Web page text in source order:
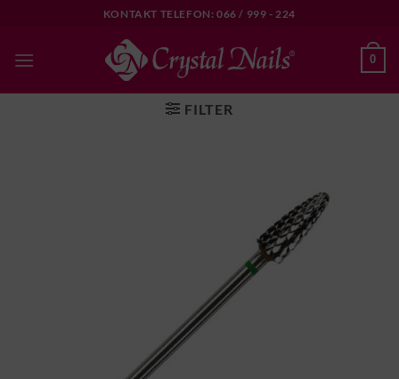
content
KONTAKT TELEFON: 066 / 999 - 224
0
FILTER